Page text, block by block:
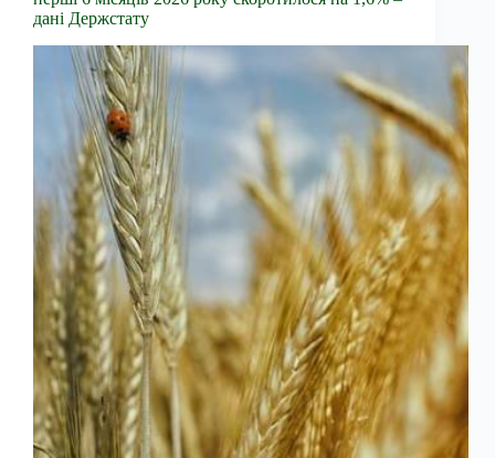
дані Держстату